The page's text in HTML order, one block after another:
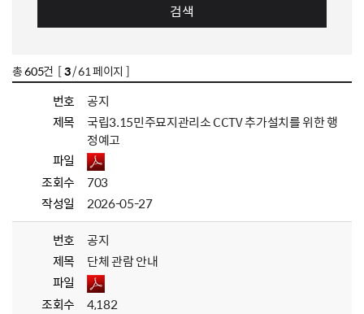
검색
총605건 [3/ 61 페이지 ]
번호
공지
제목
국립3.15민주묘지관리소 CCTV 추가설치를 위한 행
정예고
파일
조회수
703
작성일
2026-05-27
번호
공지
제목
단체 관람 안내
파일
조회수
4,182